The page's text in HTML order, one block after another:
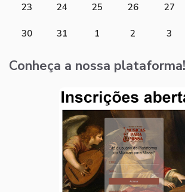
23 24 25 26 27
30 31 1 2 3
Conheça a nossa plataforma!